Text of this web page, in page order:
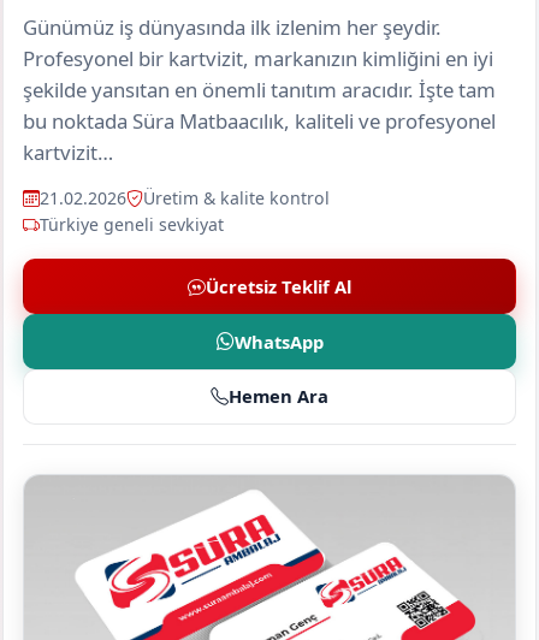
Günümüz iş dünyasında ilk izlenim her şeydir.
Profesyonel bir kartvizit, markanızın kimliğini en iyi
şekilde yansıtan en önemli tanıtım aracıdır. İşte tam
bu noktada Süra Matbaacılık, kaliteli ve profesyonel
kartvizit…
21.02.2026
Üretim & kalite kontrol
Türkiye geneli sevkiyat
Ücretsiz Teklif Al
WhatsApp
Hemen Ara